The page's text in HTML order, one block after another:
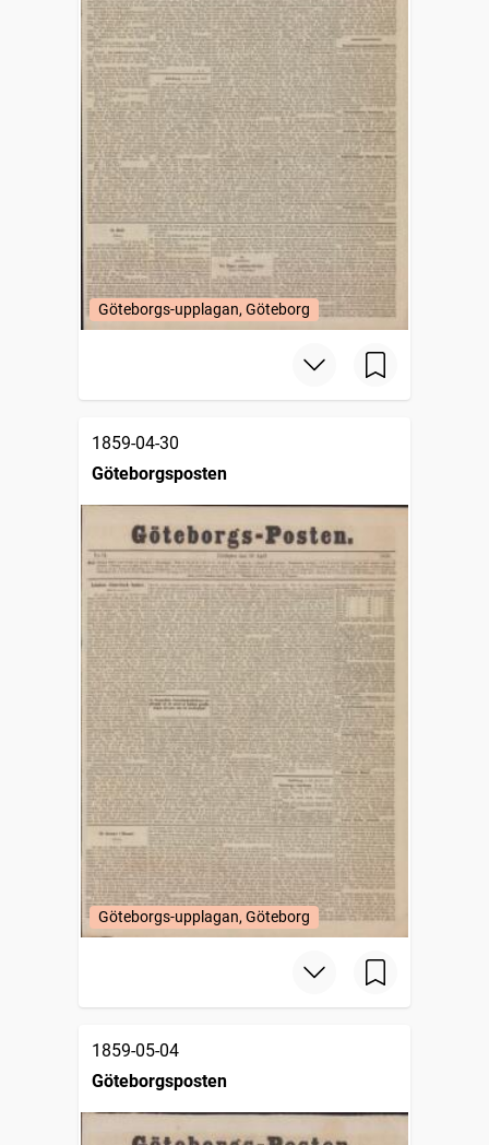
Göteborgs-upplagan, Göteborg
1859-04-30
Göteborgsposten
Göteborgs-upplagan, Göteborg
1859-05-04
Göteborgsposten